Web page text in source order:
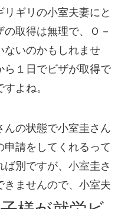
ギリの小室夫妻にと
取得は無理で、Ｏ－
ないのかもしれませ
ら１日でビザが取得で
よね。
の状態で小室圭さん
請をしてくれるって
別ですが、小室圭さ
きませんので、小室夫